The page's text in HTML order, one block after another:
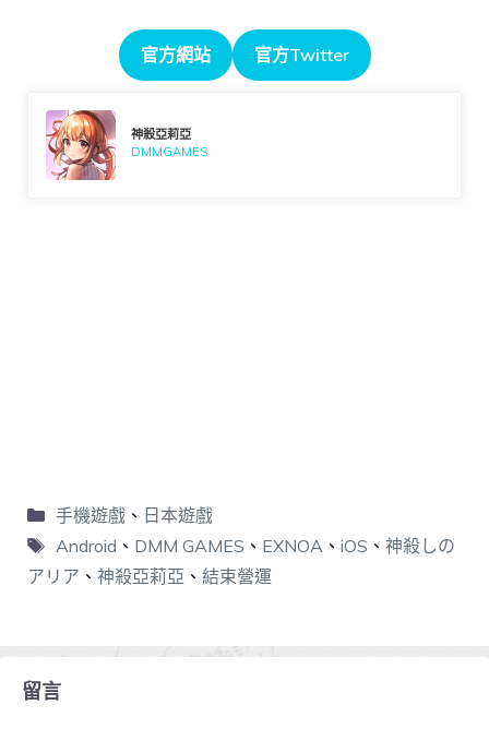
官方網站 官方Twitter
神殺亞莉亞
DMMGAMES
手機遊戲、 日本遊戲
Android 、 DMM GAMES 、 EXNOA、 iOS 、 神殺しの
アリア 、 神殺亞莉亞 、 結束營運
留言